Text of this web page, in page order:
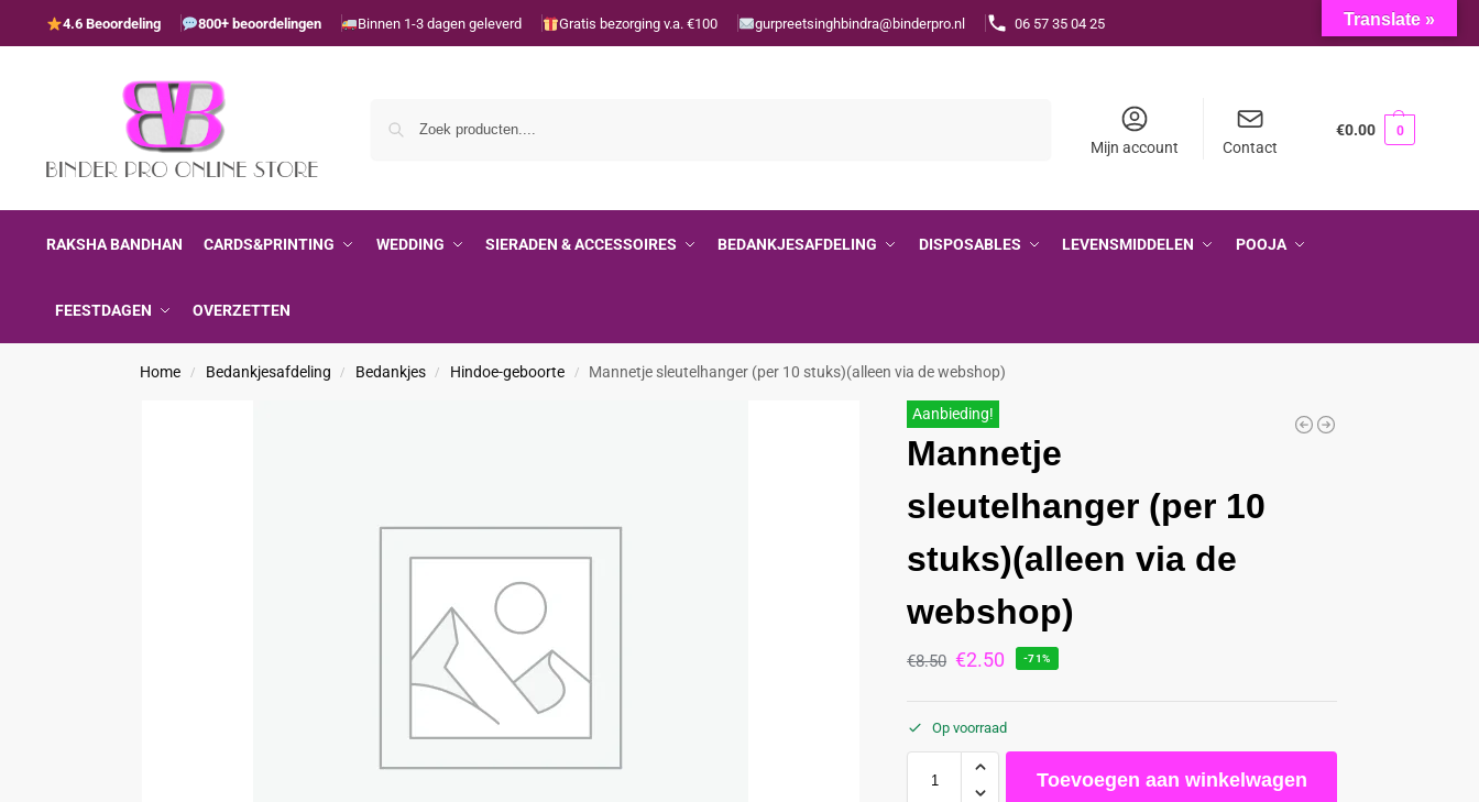
4.6 Beoordeling 800+ beoordelingen Binnen 1-3 dagen geleverd Gratis bezorging v.a. €100 gurpreetsinghbindra@binderpro.nl 06 57 35 04 25
Mijn account Contact
€0.00 0
RAKSHA BANDHAN CARDS&PRINTING WEDDING SIERADEN & ACCESSOIRES BEDANKJESAFDELING DISPOSABLES LEVENSMIDDELEN POOJA
FEESTDAGEN OVERZETTEN
Home / Bedankjesafdeling / Bedankjes / Hindoe-geboorte / Mannetje sleutelhanger (per 10 stuks)(alleen via de webshop)
Aanbieding!
Mannetje
sleutelhanger (per 10
stuks)(alleen via de
webshop)
€8.50 €2.50 -71%
Op voorraad
Toevoegen aan winkelwagen
Translate »